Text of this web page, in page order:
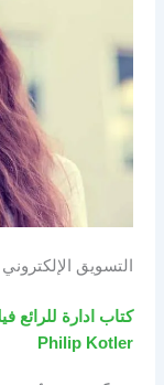
التسويق الإلكتروني vs التسويق في أرض الواقع
Philip Kotler